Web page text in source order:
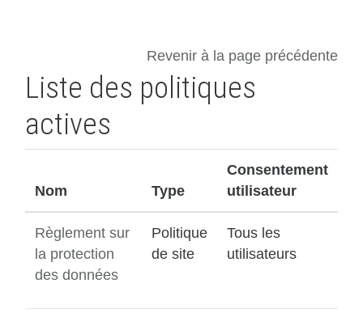
Revenir à la page précédente
Liste des politiques
actives
Nom Type
Consentement
utilisateur
Règlement sur
la protection
des données
Politique
de site
Tous les
utilisateurs